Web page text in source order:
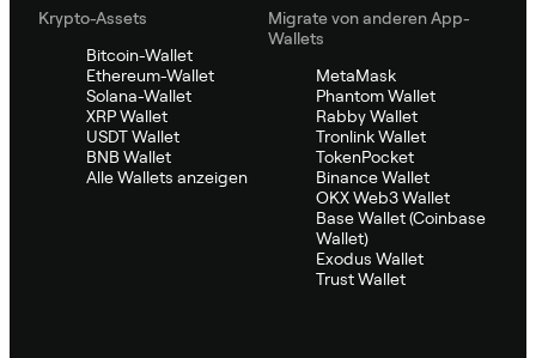
Krypto-Assets
Bitcoin-Wallet
Ethereum-Wallet
Solana-Wallet
XRP Wallet
USDT Wallet
BNB Wallet
Alle Wallets anzeigen
Migrate von anderen App-
Wallets
MetaMask
Phantom Wallet
Rabby Wallet
Tronlink Wallet
TokenPocket
Binance Wallet
OKX Web3 Wallet
Base Wallet (Coinbase
Wallet)
Exodus Wallet
Trust Wallet